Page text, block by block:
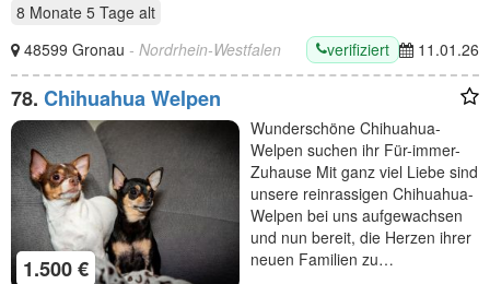
8 Monate 5 Tage alt
48599 Gronau - Nordrhein-Westfalen verifiziert 11.01.26
78. Chihuahua Welpen
1.500 €
Wunderschöne Chihuahua-
Welpen suchen ihr Für-immer-
Zuhause Mit ganz viel Liebe sind
unsere reinrassigen Chihuahua-
Welpen bei uns aufgewachsen
und nun bereit, die Herzen ihrer
neuen Familien zu…